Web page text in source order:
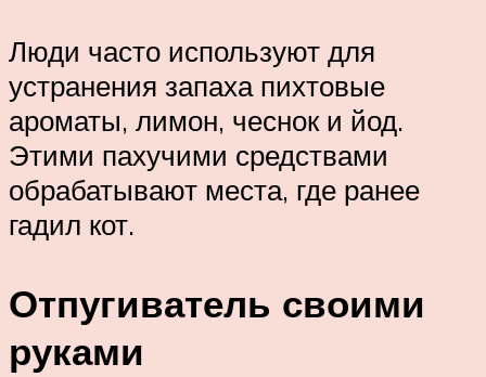
Люди часто используют для
устранения запаха пихтовые
ароматы, лимон, чеснок и йод.
Этими пахучими средствами
обрабатывают места, где ранее
гадил кот.
Отпугиватель своими
руками